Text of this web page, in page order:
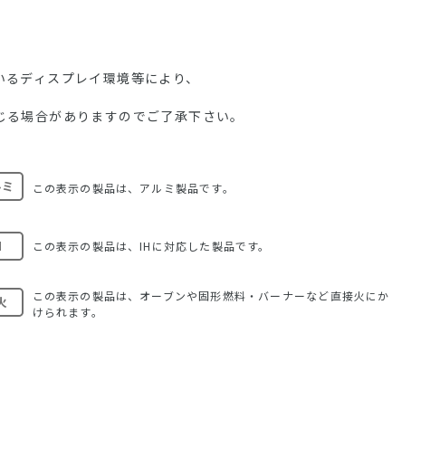
ディスプレイ環境等により、
場合がありますのでご了承下さい。
この表示の製品は、アルミ製品です。
この表示の製品は、IHに対応した製品です。
この表示の製品は、オーブンや固形燃料・バーナーなど直接火にか
けられます。